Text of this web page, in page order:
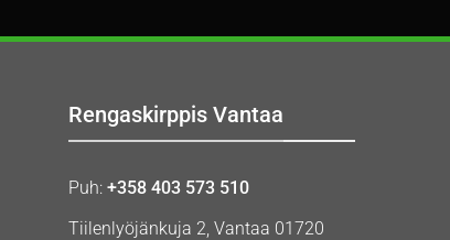
Rengaskirppis Vantaa
Puh: +358 403 573 510
Tiilenlyöjänkuja 2, Vantaa 01720